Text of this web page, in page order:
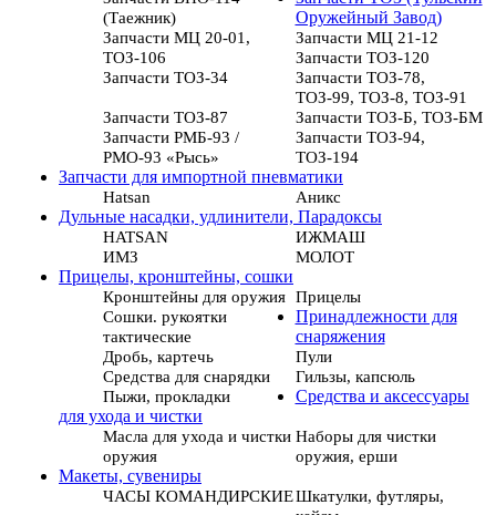
(Таежник)
Оружейный Завод)
Запчасти МЦ 20-01,
ТОЗ-106
Запчасти МЦ 21-12
Запчасти ТОЗ-120
Запчасти ТОЗ-34
Запчасти ТОЗ-78,
ТОЗ-99, ТОЗ-8, ТОЗ-91
Запчасти ТОЗ-87
Запчасти ТОЗ-Б, ТОЗ-БМ
Запчасти РМБ-93 /
РМО-93 «Рысь»
Запчасти ТОЗ-94,
ТОЗ-194
Запчасти для импортной пневматики
Hatsan
Аникс
Дульные насадки, удлинители, Парадоксы
HATSAN
ИЖМАШ
ИМЗ
МОЛОТ
Прицелы, кронштейны, сошки
Кронштейны для оружия Прицелы
Сошки. рукоятки
тактические
Принадлежности для
снаряжения
Дробь, картечь
Пули
Средства для снарядки
Гильзы, капсюль
Пыжи, прокладки
Средства и аксессуары
для ухода и чистки
Масла для ухода и чистки
оружия
Наборы для чистки
оружия, ерши
Макеты, сувениры
ЧАСЫ КОМАНДИРСКИЕШкатулки, футляры,